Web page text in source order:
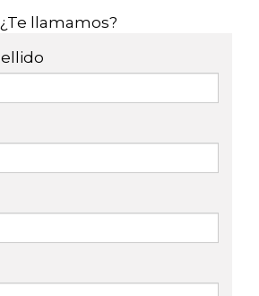
¿Te llamamos?